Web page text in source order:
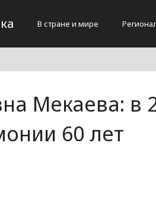
В стране и мире
Мекаева: в
60 лет